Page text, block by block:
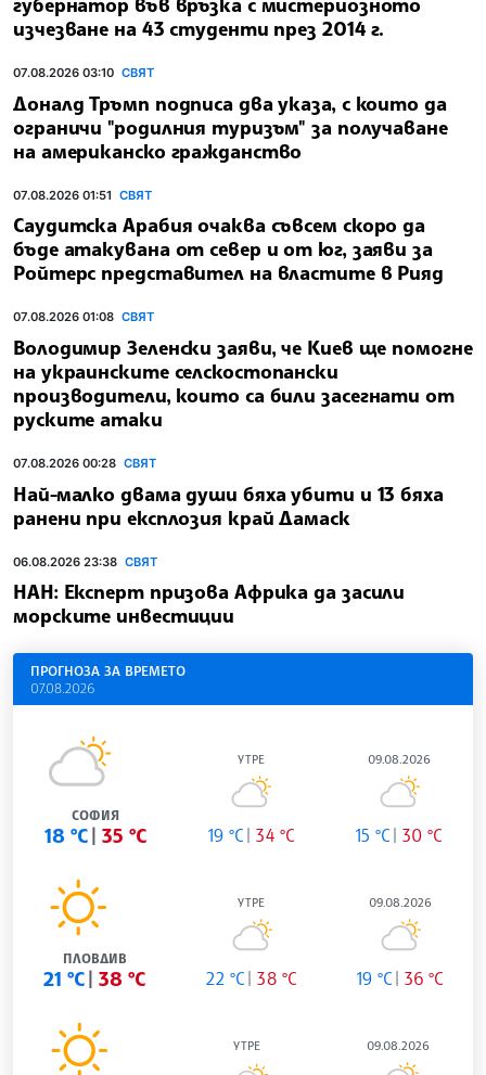
изчезване на 43 студенти през 2014 г.
07.08.2026 03:10 СВЯТ
Доналд Тръмп подписа два указа, с които да
ограничи "родилния туризъм" за получаване
на американско гражданство
07.08.2026 01:51 СВЯТ
Саудитска Арабия очаква съвсем скоро да
бъде атакувана от север и от юг, заяви за
Ройтерс представител на властите в Рияд
07.08.2026 01:08 СВЯТ
Володимир Зеленски заяви, че Киев ще помогне
на украинските селскостопански
производители, които са били засегнати от
руските атаки
07.08.2026 00:28 СВЯТ
Най-малко двама души бяха убити и 13 бяха
ранени при експлозия край Дамаск
06.08.2026 23:38 СВЯТ
НАН: Експерт призова Африка да засили
морските инвестиции
ПРОГНОЗА ЗА ВРЕМЕТО
07.08.2026
СОФИЯ
18 °C 35 °C
УТРЕ
19 °C 34 °C
09.08.2026
15 °C 30 °C
ПЛОВДИВ
21 °C 38 °C
УТРЕ
22 °C 38 °C
09.08.2026
19 °C 36 °C
УТРЕ 09.08.2026